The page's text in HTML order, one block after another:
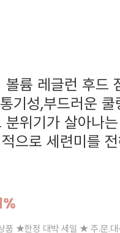
볼륨 레글런 후드
기성,부드러운
분위기가 살아나
으로 세련미를
★한정 대박 세일 ★ 주.문.대